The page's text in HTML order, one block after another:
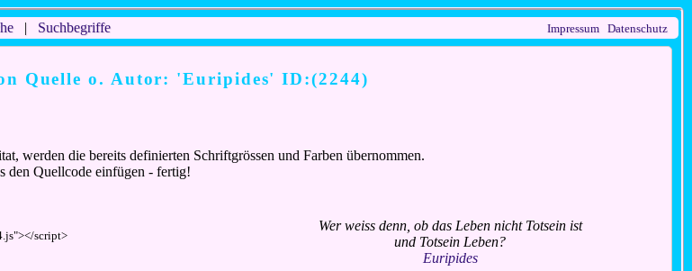
| Suchbegriffe Impressum Datenschutz
Quelle o. Autor: 'Euripides' ID:(2244)
werden die bereits definierten Schriftgrössen und Farben übernommen.
den Quellcode einfügen - fertig!
Wer weiss denn, ob das Leben nicht Totsein ist
und Totsein Leben?
Euripides
script>